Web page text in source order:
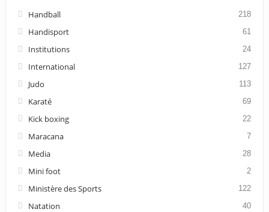
Handball 218
Handisport 61
Institutions 24
International 127
Judo 113
Karaté 69
Kick boxing 22
Maracana 7
Media 28
Mini foot 2
Ministère des Sports 122
Natation 40